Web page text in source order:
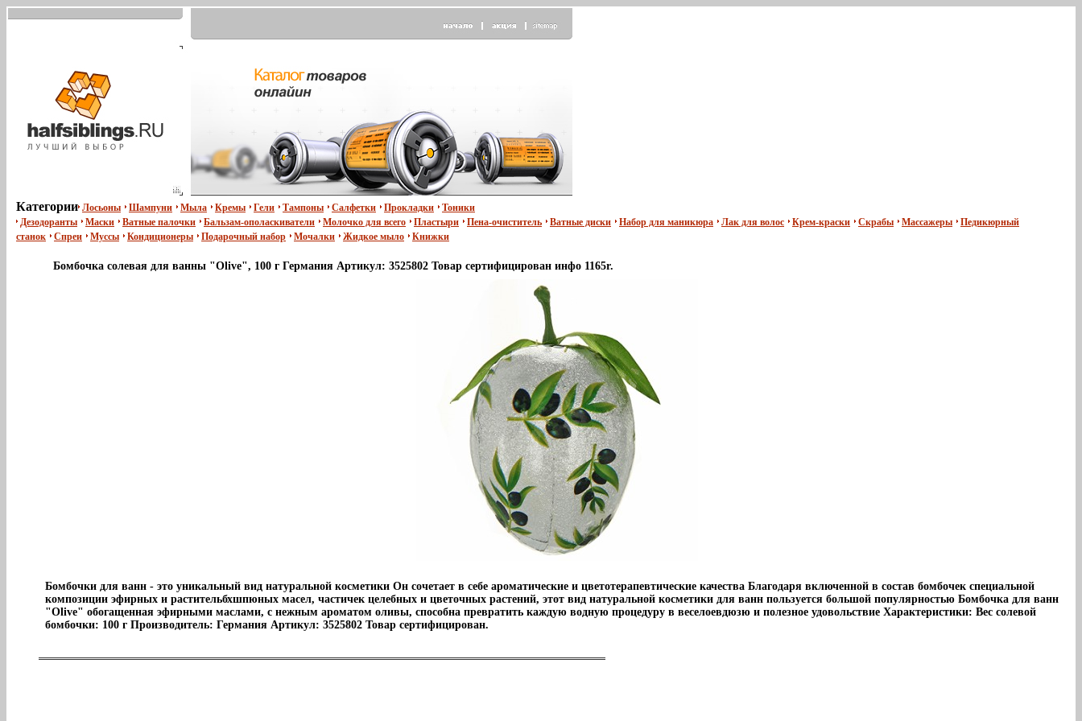
Категории Лосьоны Шампуни Мыла Кремы Гели Тампоны Салфетки Прокладки
Тоники
Дезодоранты
Маски Ватные палочки Бальзам-ополаскиватели Молочко для всего Пластыри Пена-очиститель Ватные диски Набор для маникюра Лак для волос Крем-краски Скрабы Массажеры
Педикюрный
станок
Спреи Муссы Кондиционеры Подарочный набор Мочалки Жидкое мыло Книжки
Бомбочка солевая для ванны "Olive", 100 г Германия Артикул: 3525802 Товар сертифицирован инфо 1165r.
Бомбочки для ванн - это уникальный вид натуральной косметики Он сочетает в себе ароматические и цветотерапевтические качества Благодаря включенной в состав бомбочек специальной
композиции эфирных и растительбхшпюных масел, частичек целебных и цветочных растений, этот вид натуральной косметики для ванн пользуется большой популярностью Бомбочка для ванн
"Olive" обогащенная эфирными маслами, с нежным ароматом оливы, способна превратить каждую водную процедуру в веселоевдюзю и полезное удовольствие Характеристики: Вес солевой
бомбочки: 100 г Производитель: Германия Артикул: 3525802 Товар сертифицирован.